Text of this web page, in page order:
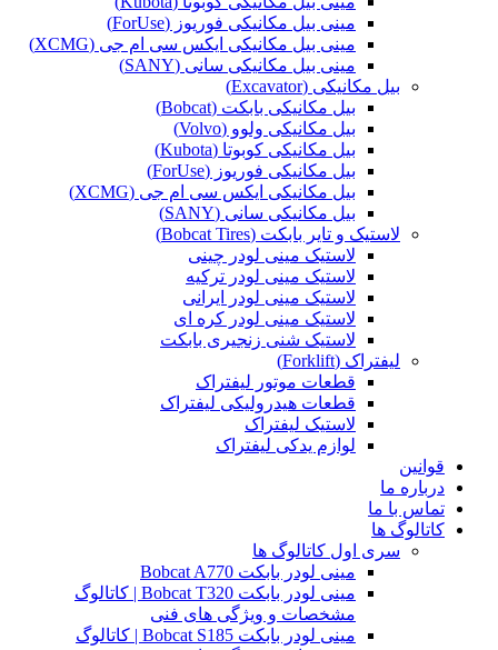
مینی بیل مکانیکی فوریوز (ForUse)
مینی بیل مکانیکی ایکس سی ام جی (XCMG)
مینی بیل مکانیکی سانی (SANY)
بیل مکانیکی (Excavator)
بیل مکانیکی بابکت (Bobcat)
بیل مکانیکی ولوو (Volvo)
بیل مکانیکی کوبوتا (Kubota)
بیل مکانیکی فوریوز (ForUse)
بیل مکانیکی ایکس سی ام جی (XCMG)
بیل مکانیکی سانی (SANY)
لاستیک و تایر بابکت (Bobcat Tires)
لاستیک مینی لودر چینی
لاستیک مینی لودر ترکیه
لاستیک مینی لودر ایرانی
لاستیک مینی لودر کره ای
لاستیک شنی زنجیری بابکت
لیفتراک (Forklift)
قطعات موتور لیفتراک
قطعات هیدرولیکی لیفتراک
لاستیک لیفتراک
لوازم یدکی لیفتراک
قوانین
درباره ما
تماس با ما
کاتالوگ ها
سری اول کاتالوگ ها
مینی لودر بابکت Bobcat A770
مینی لودر بابکت Bobcat T320 | کاتالوگ
مشخصات و ویژگی های فنی
مینی لودر بابکت Bobcat S185 | کاتالوگ